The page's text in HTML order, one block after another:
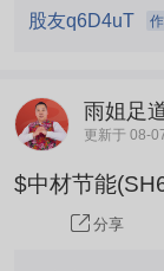
股友q6D4uT
雨姐足
更新于 08-
$中材节能
分享